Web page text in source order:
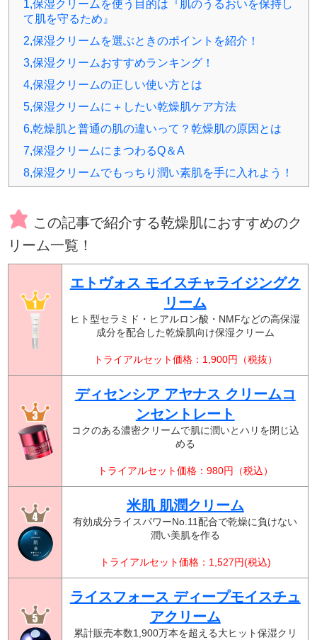
1,保湿クリームを使う目的は『肌のうるおいを保持し
て肌を守るため』
2,保湿クリームを選ぶときのポイントを紹介！
3,保湿クリームおすすめランキング！
4,保湿クリームの正しい使い方とは
5,保湿クリームに＋したい乾燥肌ケア方法
6,乾燥肌と普通の肌の違いって？乾燥肌の原因とは
7,保湿クリームにまつわるQ＆A
8,保湿クリームでもっちり潤い素肌を手に入れよう！
この記事で紹介する乾燥肌におすすめのク
リーム一覧！
エトヴォス モイスチャライジングク
リーム
ヒト型セラミド・ヒアルロン酸・NMFなどの高保湿
成分を配合した乾燥肌向け保湿クリーム
トライアルセット価格：1,900円（税抜）
ディセンシア アヤナス クリームコ
ンセントレート
コクのある濃密クリームで肌に潤いとハリを閉じ込
める
トライアルセット価格：980円（税込）
米肌 肌潤クリーム
有効成分ライスパワーNo.11配合で乾燥に負けない
潤い美肌を作る
トライアルセット価格：1,527円(税込)
ライスフォース ディープモイスチュ
アクリーム
累計販売本数1,900万本を超える大ヒット保湿クリ